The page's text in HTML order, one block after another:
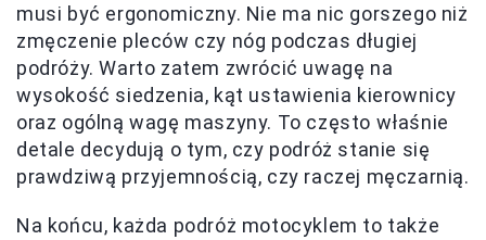
musi być ergonomiczny. Nie ma nic gorszego niż
zmęczenie pleców czy nóg podczas długiej
podróży. Warto zatem zwrócić uwagę na
wysokość siedzenia, kąt ustawienia kierownicy
oraz ogólną wagę maszyny. To często właśnie
detale decydują o tym, czy podróż stanie się
prawdziwą przyjemnością, czy raczej męczarnią.
Na końcu, każda podróż motocyklem to także